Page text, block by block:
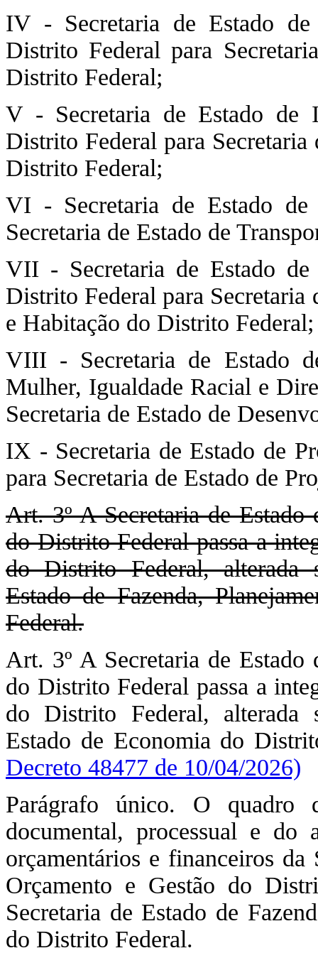
IV - Secretaria de Estado
Distrito Federal para
Distrito Federal;
V - Secretaria de Estado de
Distrito Federal para
Distrito Federal;
VI - Secretaria de Estado
Secretaria de Estado de
VII - Secretaria de Estado
Distrito Federal para
e Habitação do Distrito Federal;
VIII - Secretaria de Estado
Mulher, Igualdade Racial e
Secretaria de Estado de
IX - Secretaria de Estado de
para Secretaria de Estado de
Art. 3º A Secretaria de Estado
do Distrito Federal passa a
do Distrito Federal, alterada
Estado de Fazenda,
Federal.
Art. 3º A Secretaria de Estado
do Distrito Federal passa a
do Distrito Federal, alterada
Estado de Economia do
Decreto 48477 de 10/04/2026)
Parágrafo único. O quadro
documental, processual e do
orçamentários e financeiros da
Orçamento e Gestão do
Secretaria de Estado de
do Distrito Federal.